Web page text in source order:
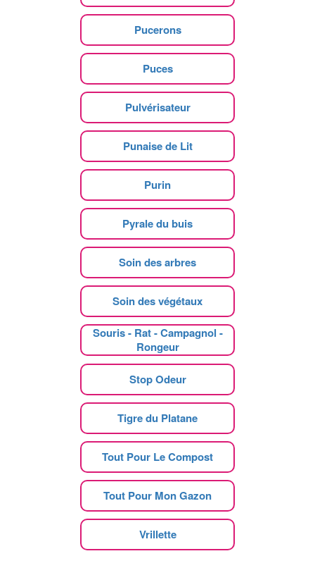
Pucerons
Puces
Pulvérisateur
Punaise de Lit
Purin
Pyrale du buis
Soin des arbres
Soin des végétaux
Souris - Rat - Campagnol -
Rongeur
Stop Odeur
Tigre du Platane
Tout Pour Le Compost
Tout Pour Mon Gazon
Vrillette